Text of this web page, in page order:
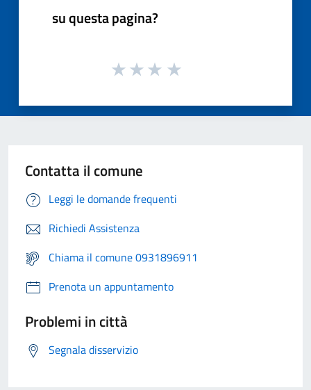
su questa pagina?
Contatta il comune
Leggi le domande frequenti
Richiedi Assistenza
Chiama il comune 0931896911
Prenota un appuntamento
Problemi in città
Segnala disservizio